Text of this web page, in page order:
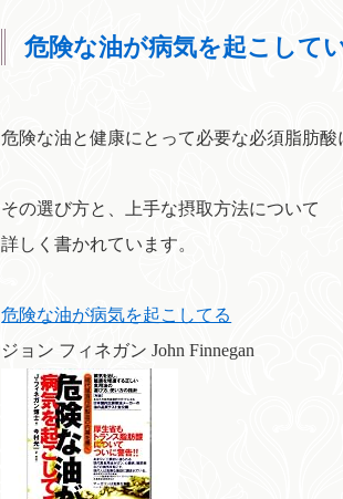
危険な油が病気を起こして
危険な油と健康にとって必要な必須脂肪酸
その選び方と、上手な摂取方法について
詳しく書かれています。
危険な油が病気を起こしてる
ジョン フィネガン John Finnegan